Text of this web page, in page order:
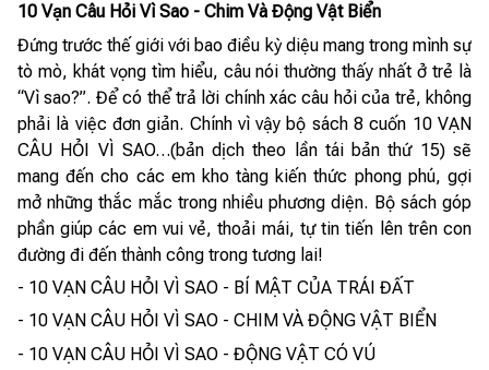
10 Vạn Câu Hỏi Vì Sao - Chim Và Động Vật Biển
Đứng trước thế giới với bao điều kỳ diệu mang trong mình sự
tò mò, khát vọng tìm hiểu, câu nói thường thấy nhất ở trẻ là
“Vì sao?”. Để có thể trả lời chính xác câu hỏi của trẻ, không
phải là việc đơn giản. Chính vì vậy bộ sách 8 cuốn 10 VẠN
CÂU HỎI VÌ SAO…(bản dịch theo lần tái bản thứ 15) sẽ
mang đến cho các em kho tàng kiến thức phong phú, gợi
mở những thắc mắc trong nhiều phương diện. Bộ sách góp
phần giúp các em vui vẻ, thoải mái, tự tin tiến lên trên con
đường đi đến thành công trong tương lai!
- 10 VẠN CÂU HỎI VÌ SAO - BÍ MẬT CỦA TRÁI ĐẤT
- 10 VẠN CÂU HỎI VÌ SAO - CHIM VÀ ĐỘNG VẬT BIỂN
- 10 VẠN CÂU HỎI VÌ SAO - ĐỘNG VẬT CÓ VÚ